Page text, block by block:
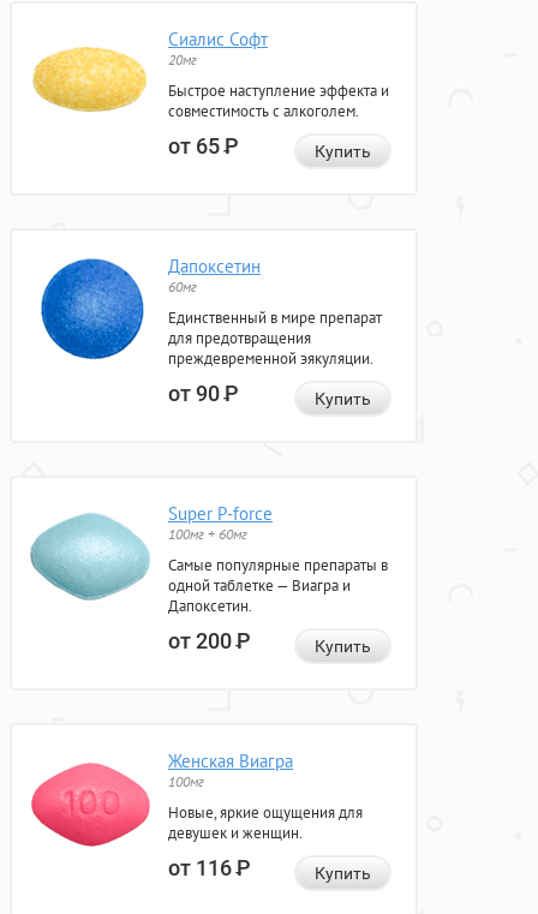
Сиалис Софт
20мг
Быстрое наступление эффекта и
совместимость с алкоголем.
от 65Р Купить
Дапоксетин
60мг
Единственный в мире препарат
для предотвращения
преждевременной эякуляции.
от 90Р Купить
Super P-force
100мг + 60мг
Самые популярные препараты в
одной таблетке — Виагра и
Дапоксетин.
от 200Р Купить
Женская Виагра
100мг
Новые, яркие ощущения для
девушек и женщин.
от 116Р Купить